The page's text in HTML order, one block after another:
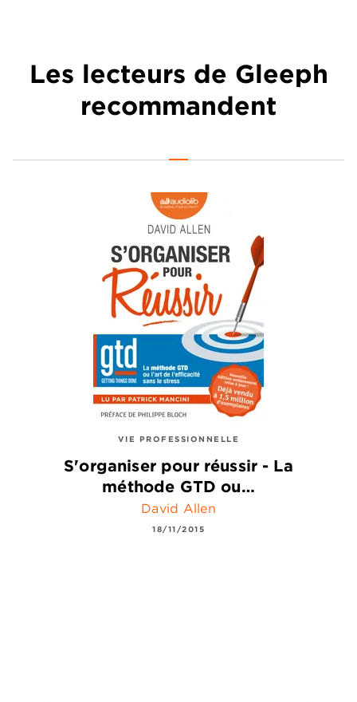
Les lecteurs de Gleeph
recommandent
VIE PROFESSIONNELLE
S'organiser pour réussir - La
méthode GTD ou…
David Allen
18/11/2015